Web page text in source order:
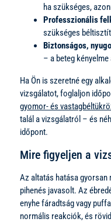
ha szükséges,
Professzionális
szükséges
Biztonságos,
– a beteg
Ha Ön is szeretné egy
vizsgálatot, foglaljon
gyomor- és
talál a vizsgálatról – és
időpont.
Mire figyeljen a
Az altatás hatása
pihenés javasolt. Az
enyhe fáradtság vagy
normális reakciók, és